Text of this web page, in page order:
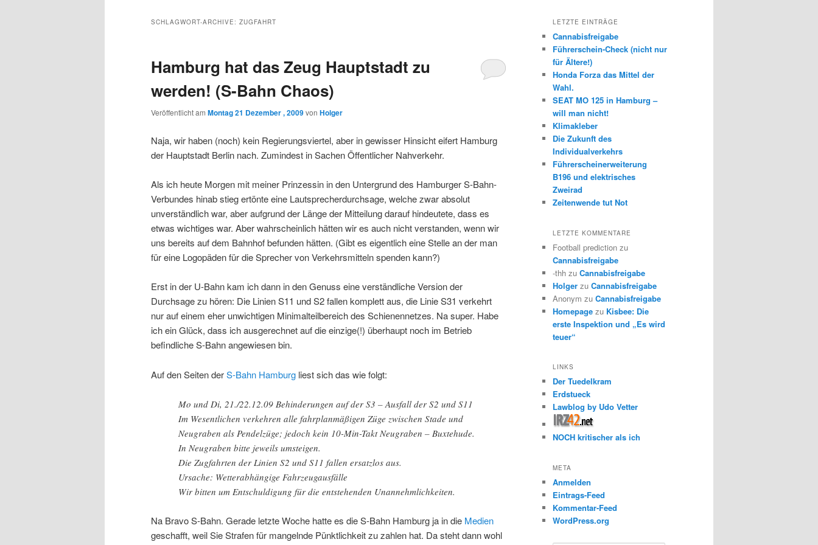
wechseln
SCHLAGWORT-ARCHIVE: ZUGFAHRT
Hamburg hat das Zeug Hauptstadt zu
werden! (S-Bahn Chaos)
Veröffentlicht am Montag 21 Dezember , 2009von Holger
Naja, wir haben (noch) kein Regierungsviertel, aber in gewisser Hinsicht eifert Hamburg
der Hauptstadt Berlin nach. Zumindest in Sachen Öffentlicher Nahverkehr.
Als ich heute Morgen mit meiner Prinzessin in den Untergrund des Hamburger S-Bahn-
Verbundes hinab stieg ertönte eine Lautsprecherdurchsage, welche zwar absolut
unverständlich war, aber aufgrund der Länge der Mitteilung darauf hindeutete, dass es
etwas wichtiges war. Aber wahrscheinlich hätten wir es auch nicht verstanden, wenn wir
uns bereits auf dem Bahnhof befunden hätten. (Gibt es eigentlich eine Stelle an der man
für eine Logopäden für die Sprecher von Verkehrsmitteln spenden kann?)
Erst in der U-Bahn kam ich dann in den Genuss eine verständliche Version der
Durchsage zu hören: Die Linien S11 und S2 fallen komplett aus, die Linie S31 verkehrt
nur auf einem eher unwichtigen Minimalteilbereich des Schienennetzes. Na super. Habe
ich ein Glück, dass ich ausgerechnet auf die einzige(!) überhaupt noch im Betrieb
befindliche S-Bahn angewiesen bin.
Auf den Seiten derS-Bahn Hamburg liest sich das wie folgt:
Mo und Di, 21./22.12.09 Behinderungen auf der S3 – Ausfall der S2 und S11
Im Wesentlichen verkehren alle fahrplanmäßigen Züge zwischen Stade und
Neugraben als Pendelzüge; jedoch kein 10-Min-Takt Neugraben – Buxtehude.
In Neugraben bitte jeweils umsteigen.
Die Zugfahrten der Linien S2 und S11 fallen ersatzlos aus.
Ursache: Wetterabhängige Fahrzeugausfälle
Wir bitten um Entschuldigung für die entstehenden Unannehmlichkeiten.
Na Bravo S-Bahn. Gerade letzte Woche hatte es die S-Bahn Hamburg ja in die Medien
geschafft, weil Sie Strafen für mangelnde Pünktlichkeit zu zahlen hat. Da steht dann wohl
LETZTE EINTRÄGE
Cannabisfreigabe
Führerschein-Check (nicht nur
für Ältere!)
Honda Forza das Mittel der
Wahl.
SEAT MO 125 in Hamburg –
will man nicht!
Klimakleber
Die Zukunft des
Individualverkehrs
Führerscheinerweiterung
B196 und elektrisches
Zweirad
Zeitenwende tut Not
LETZTE KOMMENTARE
Football prediction zu
Cannabisfreigabe
-thh zu Cannabisfreigabe
Holger zu Cannabisfreigabe
Anonym zu Cannabisfreigabe
Homepage zu Kisbee: Die
erste Inspektion und „Es wird
teuer“
LINKS
Der Tuedelkram
Erdstueck
Lawblog by Udo Vetter
NOCH kritischer als ich
META
Anmelden
Eintrags-Feed
Kommentar-Feed
WordPress.org